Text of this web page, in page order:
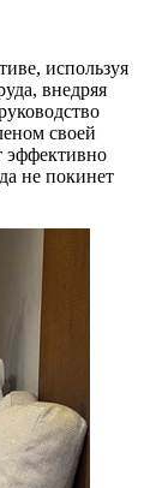
используя
внедряя
своей
эффективно
не покинет